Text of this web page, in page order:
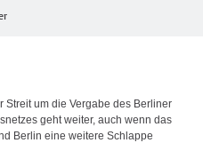
Streit um die Vergabe des Berliner
geht weiter, auch wenn das
Berlin eine weitere Schlappe